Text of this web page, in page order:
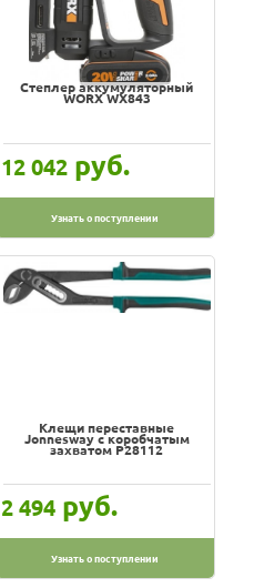
Степлер аккумуляторный
WORX WX843
12 042 руб.
Узнать о поступлении
Клещи переставные
Jonnesway с коробчатым
захватом P28112
2 494 руб.
Узнать о поступлении